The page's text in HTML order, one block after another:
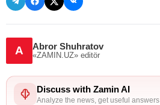
A Abror Shuhratov
«ZAMIN.UZ» editör
Discuss with Zamin AI
Analyze the news, get useful answers